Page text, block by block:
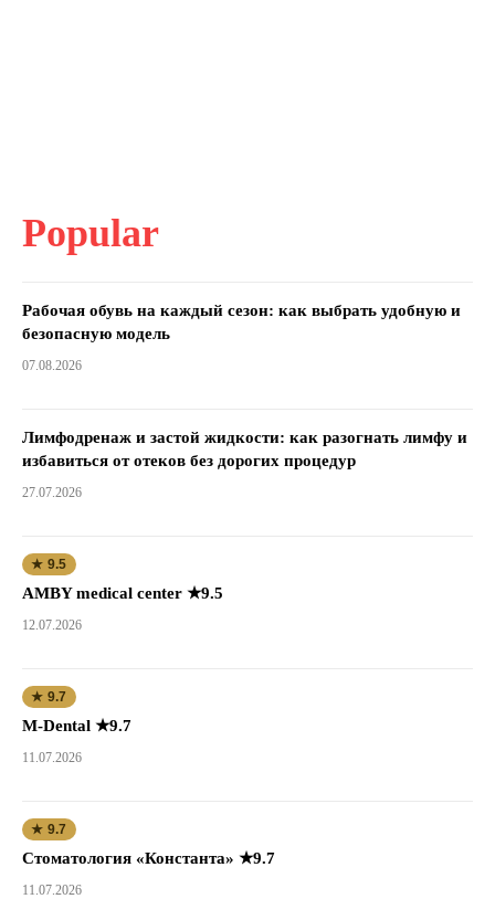
Popular
Рабочая обувь на каждый сезон: как выбрать удобную и
безопасную модель
07.08.2026
Лимфодренаж и застой жидкости: как разогнать лимфу и
избавиться от отеков без дорогих процедур
27.07.2026
★ 9.5
AMBY medical center ★9.5
12.07.2026
★ 9.7
M-Dental ★9.7
11.07.2026
★ 9.7
Стоматология «Константа» ★9.7
11.07.2026